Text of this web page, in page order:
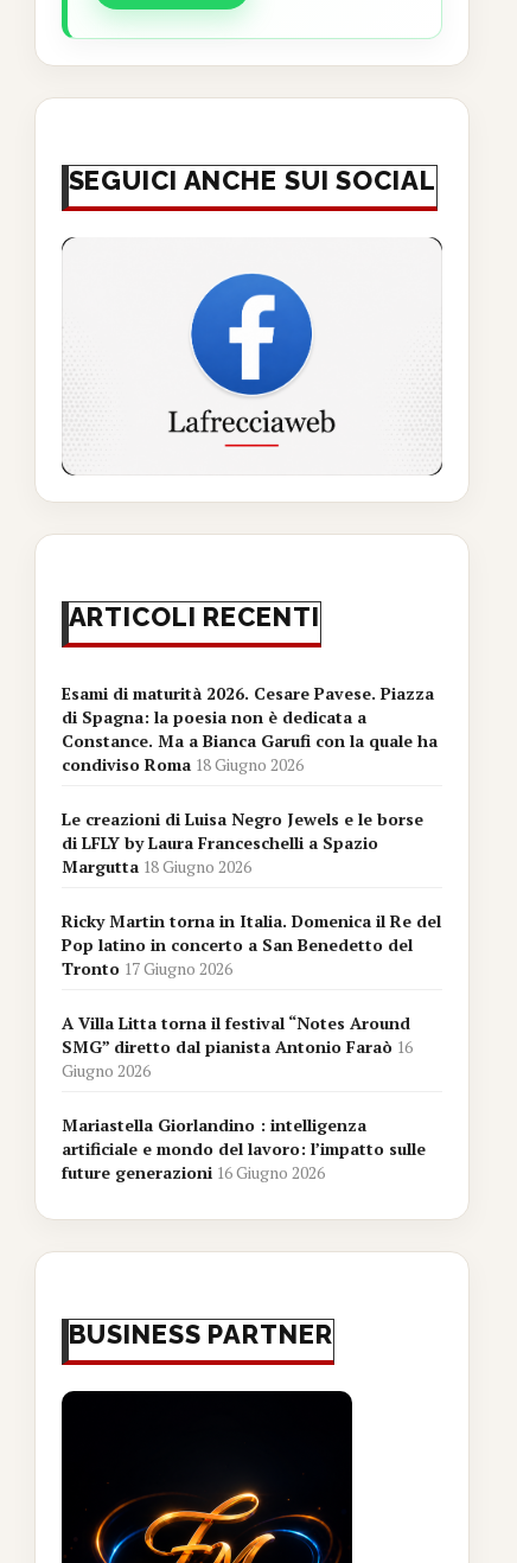
SEGUICI ANCHE SUI SOCIAL
ARTICOLI RECENTI
Esami di maturità 2026. Cesare Pavese. Piazza
di Spagna: la poesia non è dedicata a
Constance. Ma a Bianca Garufi con la quale ha
condiviso Roma 18 Giugno 2026
Le creazioni di Luisa Negro Jewels e le borse
di LFLY by Laura Franceschelli a Spazio
Margutta 18 Giugno 2026
Ricky Martin torna in Italia. Domenica il Re del
Pop latino in concerto a San Benedetto del
Tronto 17 Giugno 2026
A Villa Litta torna il festival “Notes Around
SMG” diretto dal pianista Antonio Faraò 16
Giugno 2026
Mariastella Giorlandino : intelligenza
artificiale e mondo del lavoro: l’impatto sulle
future generazioni 16 Giugno 2026
BUSINESS PARTNER